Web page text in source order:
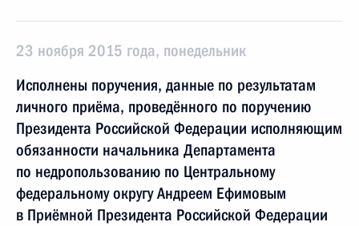
23 ноября 2015 года, понедельник
Исполнены поручения, данные по результатам
личного приёма, проведённого по поручению
Президента Российской Федерации исполняющим
обязанности начальника Департамента
по недропользованию по Центральному
федеральному округу Андреем Ефимовым
в Приёмной Президента Российской Федерации